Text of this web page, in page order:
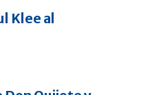
Klee al